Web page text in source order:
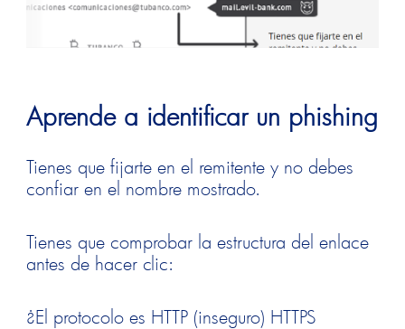
Aprende a identificar un phishing
Tienes que fijarte en el remitente y no debes
confiar en el nombre mostrado.
Tienes que comprobar la estructura del enlace
antes de hacer clic:
¿El protocolo es HTTP (inseguro) HTTPS